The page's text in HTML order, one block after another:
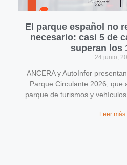
El parque español no
necesario: casi 5 de
superan los
24 junio,
ANCERA y AutoInfor
Parque Circulante 2026, que
parque de turismos y
Leer más